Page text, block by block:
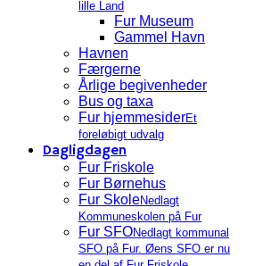
lille Land
Fur Museum
Gammel Havn
Havnen
Færgerne
Årlige begivenheder
Bus og taxa
Fur hjemmesiderEt
foreløbigt udvalg
Dagligdagen
Fur Friskole
Fur Børnehus
Fur SkoleNedlagt
Kommuneskolen på Fur
Fur SFONedlagt kommunal
SFO på Fur. Øens SFO er nu